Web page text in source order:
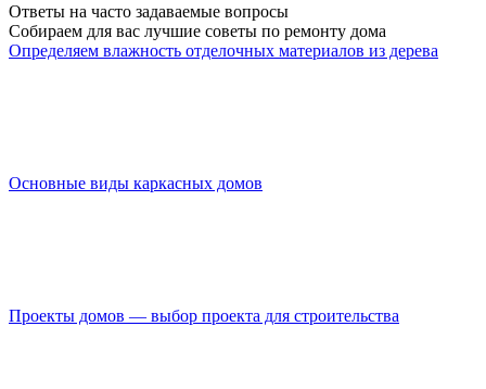
Ответы на часто задаваемые вопросы
Собираем для вас лучшие советы по ремонту дома
Определяем влажность отделочных материалов из дерева
Основные виды каркасных домов
Проекты домов — выбор проекта для строительства